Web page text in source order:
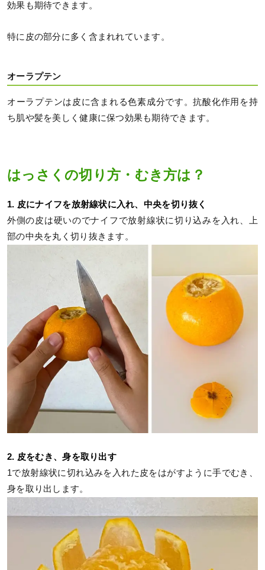
効果も期待できます。
特に皮の部分に多く含まれれています。
オーラプテン
オーラプテンは皮に含まれる色素成分です。抗酸化作用を持
ち肌や髪を美しく健康に保つ効果も期待できます。
はっさくの切り方・むき方は？
1. 皮にナイフを放射線状に入れ、中央を切り抜く
外側の皮は硬いのでナイフで放射線状に切り込みを入れ、上
部の中央を丸く切り抜きます。
2. 皮をむき、身を取り出す
1で放射線状に切れ込みを入れた皮をはがすように手でむき、
身を取り出します。